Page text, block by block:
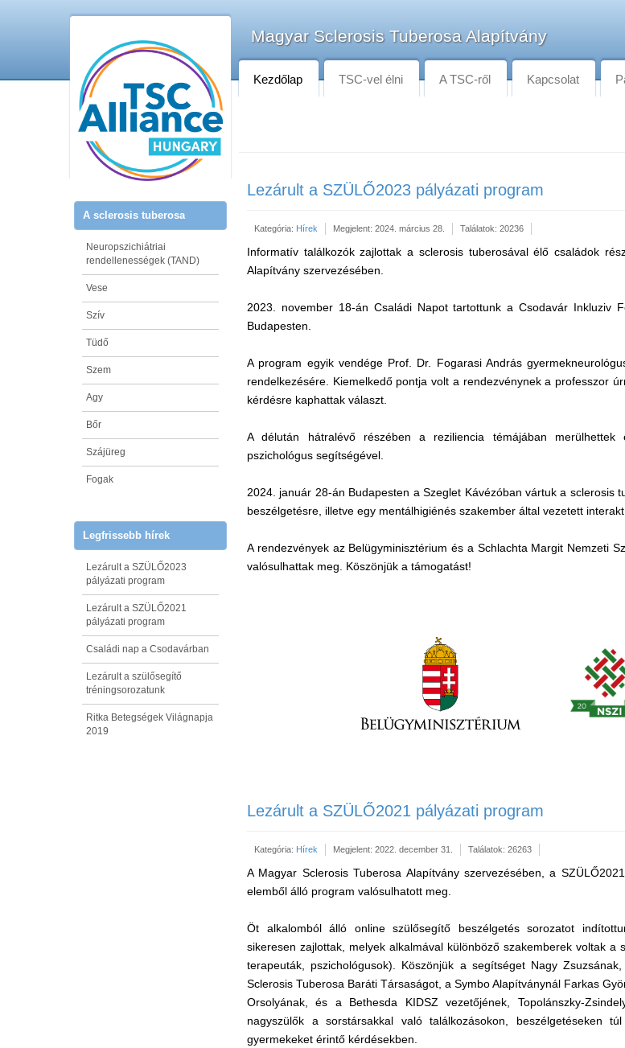
A sclerosis tuberosa
Neuropszichiátriai
rendellenességek (TAND)
Vese
Szív
Tüdő
Szem
Agy
Bőr
Szájüreg
Fogak
Legfrissebb hírek
Lezárult a SZÜLŐ2023
pályázati program
Lezárult a SZÜLŐ2021
pályázati program
Családi nap a Csodavárban
Lezárult a szülősegítő
tréningsorozatunk
Ritka Betegségek Világnapja
2019
Magyar Sclerosis Tuberosa Alapítvány
Kezdőlap TSC-vel élni A TSC-ről Kapcsolat
Lezárult a SZÜLŐ2023 pályázati program
Kategória: Hírek Megjelent: 2024. március 28. Találatok: 20236
Informatív találkozók zajlottak a sclerosis tuberosával élő családok
Alapítvány szervezésében.
2023. november 18-án Családi Napot tartottunk a Csodavár Inkluziv
Budapesten.
A program egyik vendége Prof. Dr. Fogarasi András
rendelkezésére. Kiemelkedő pontja volt a rendezvénynek a professzor
kérdésre kaphattak választ.
A délután hátralévő részében a reziliencia témájában
pszichológus segítségével.
2024. január 28-án Budapesten a Szeglet Kávézóban vártuk a sclerosis
beszélgetésre, illetve egy mentálhigiénés szakember által vezetett
A rendezvények az Belügyminisztérium és a Schlachta Margit Nemzeti
valósulhattak meg. Köszönjük a támogatást!
Lezárult a SZÜLŐ2021 pályázati program
Kategória: Hírek Megjelent: 2022. december 31. Találatok: 26263
A Magyar Sclerosis Tuberosa Alapítvány szervezésében, a
elemből álló program valósulhatott meg.
Öt alkalomból álló online szülősegítő beszélgetés sorozatot
sikeresen zajlottak, melyek alkalmával különböző szakemberek voltak a
terapeuták, pszichológusok). Köszönjük a segítséget Nagy
Sclerosis Tuberosa Baráti Társaságot, a Symbo Alapítványnál Farkas
Orsolyának, és a Bethesda KIDSZ vezetőjének, Topolánszky-
nagyszülők a sorstársakkal való találkozásokon, beszélgetéseken
gyermekeket érintő kérdésekben.